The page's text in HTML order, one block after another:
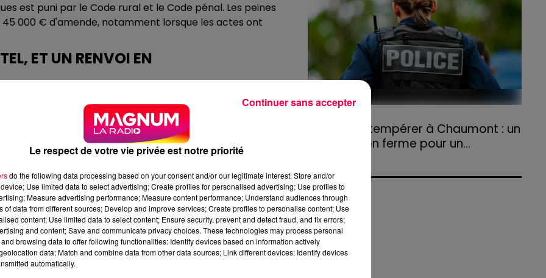
est puni par le Code rural et le Code pénal. Les peines
000 € d'amende, notamment lorsque les actes ont
ET UN RENVOI EN
2024 établissent de très nombreuses infractions.
minimales de bien-être animal : les bêtes vivaient
suivi sanitaire. Le cheptel est intégralement saisi par les
d'Épinal le 18 décembre 2025, principalement
L'affaire est renvoyée à l'audience du 11 juin 2026.
: DE NOUVEAUX CADAVRES
la DDETSPP reçoit de nouvelles informations
des animaux — des moutons et des équidés — et des
son exploitation.
Refus d'obtempérer à Chaumont : un
an de prison ferme pour un...
l'annulation de son permis et la confiscation
de son véhicule.
Le respect de votre vie privée est notre priorité
do the following data processing based on your consent and/or our legitimate interest: Store and/or
Use limited data to select advertising; Create profiles for personalised advertising; Use profiles to
Measure advertising performance; Measure content performance; Understand audiences through
of data from different sources; Develop and improve services; Create profiles to personalise content; Use
content; Use limited data to select content; Ensure security, prevent and detect fraud, and fix errors;
and content; Save and communicate privacy choices. These technologies may process personal
browsing data to offer following functionalities: Identify devices based on information actively
data; Match and combine data from other data sources; Link different devices; Identify devices
automatically.
Continuer sans accepter